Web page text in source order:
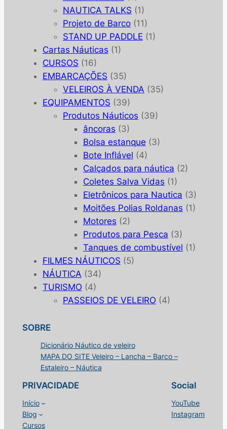
NAUTICA TALKS (1)
Projeto de Barco(11)
STAND UP PADDLE (1)
Cartas Náuticas (1)
CURSOS (16)
EMBARCAÇÕES (35)
VELEIROS À VENDA (35)
EQUIPAMENTOS (39)
Produtos Náuticos (39)
âncoras (3)
Bolsa estanque (3)
Bote Inflável (4)
Calçados para náutica (2)
Coletes Salva Vidas (1)
Eletrônicos para Nautica (3)
Moitões Polias Roldanas (1)
Motores (2)
Produtos para Pesca (3)
Tanques de combustível (1)
FILMES NÁUTICOS (5)
NÁUTICA (34)
TURISMO (4)
PASSEIOS DE VELEIRO (4)
SOBRE
Dicionário Náutico de veleiro
MAPA DO SITE Veleiro – Lancha – Barco –
Estaleiro – Náutica
PRIVACIDADE
Início
Blog
Cursos
Social
YouTube
Instagram